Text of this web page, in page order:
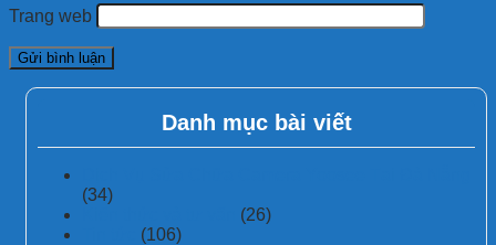
Trang web
Danh mục bài viết
(34)
(26)
(106)